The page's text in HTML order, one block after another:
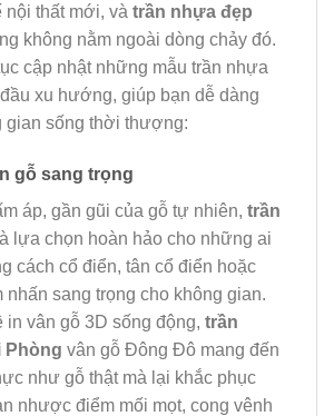
nội thất mới, và trần nhựa đẹp
không nằm ngoài dòng chảy đó.
cập nhật những mẫu trần nhựa
xu hướng, giúp bạn dễ dàng
gian sống thời thượng:
gỗ sang trọng
áp, gần gũi của gỗ tự nhiên, trần
lựa chọn hoàn hảo cho những ai
cách cổ điển, tân cổ điển hoặc
nhấn sang trọng cho không gian.
vân gỗ 3D sống động, trần
Phòng vân gỗ Đông Đô mang đến
như gỗ thật mà lại khắc phục
nhược điểm mối mọt, cong vênh